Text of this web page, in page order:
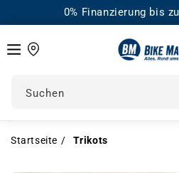
0% Finanzierung bis
Suchen
Startseite Trikots